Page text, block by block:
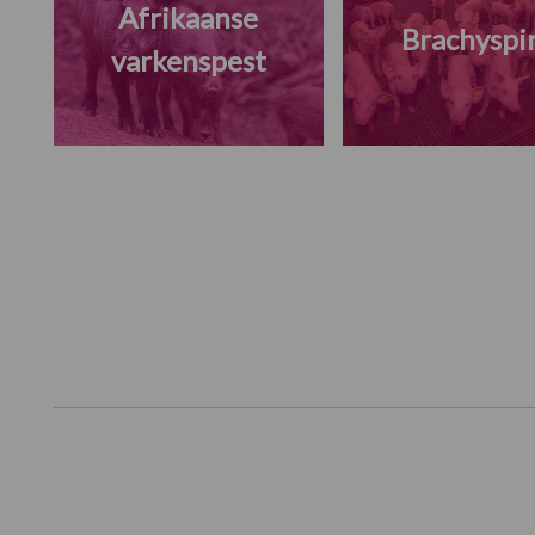
Afrikaanse
varkenspest